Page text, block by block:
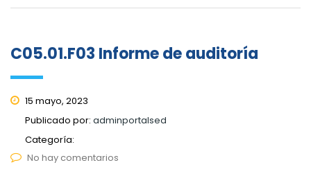
C05.01.F03 Informe de auditoría
15 mayo, 2023
Publicado por: adminportalsed
Categoría:
No hay comentarios